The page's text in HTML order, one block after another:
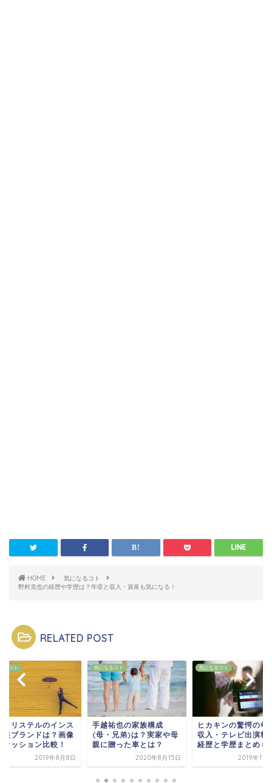
HOME
気になるコト
野村克也の経歴や学歴は？年収と収入・資産も気になる！
RELATED POST
るコト
クリステルのインス
装ブランドは？画像
ァッション比較！
2019年8月8日
気になるコト
手越祐也の家族構成
(母・兄弟)は？実家や母
親に贈った車とは？
2020年8月15日
気になるコト
ヒカキンの驚愕の年
収入・テレビ出演料
経歴と学歴まとめも
2019年12